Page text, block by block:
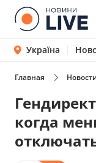
Україна
Главная
когда